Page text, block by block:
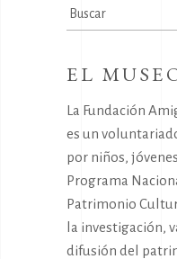
Search
for:
EL
La Fundación
es un
por niños,
Programa
Patrimonio
la investigación,
difusión del